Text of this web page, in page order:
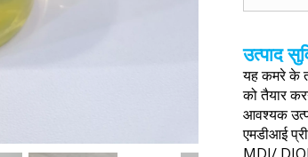
उत्पाद
यह कमरे के
को तैयार
आवश्यक
एमडीआई